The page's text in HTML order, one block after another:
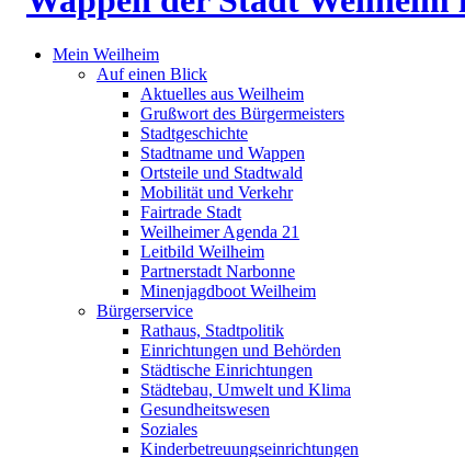
Mein Weilheim
Auf einen Blick
Aktuelles aus Weilheim
Grußwort des Bürgermeisters
Stadtgeschichte
Stadtname und Wappen
Ortsteile und Stadtwald
Mobilität und Verkehr
Fairtrade Stadt
Weilheimer Agenda 21
Leitbild Weilheim
Partnerstadt Narbonne
Minenjagdboot Weilheim
Bürgerservice
Rathaus, Stadtpolitik
Einrichtungen und Behörden
Städtische Einrichtungen
Städtebau, Umwelt und Klima
Gesundheitswesen
Soziales
Kinderbetreuungseinrichtungen